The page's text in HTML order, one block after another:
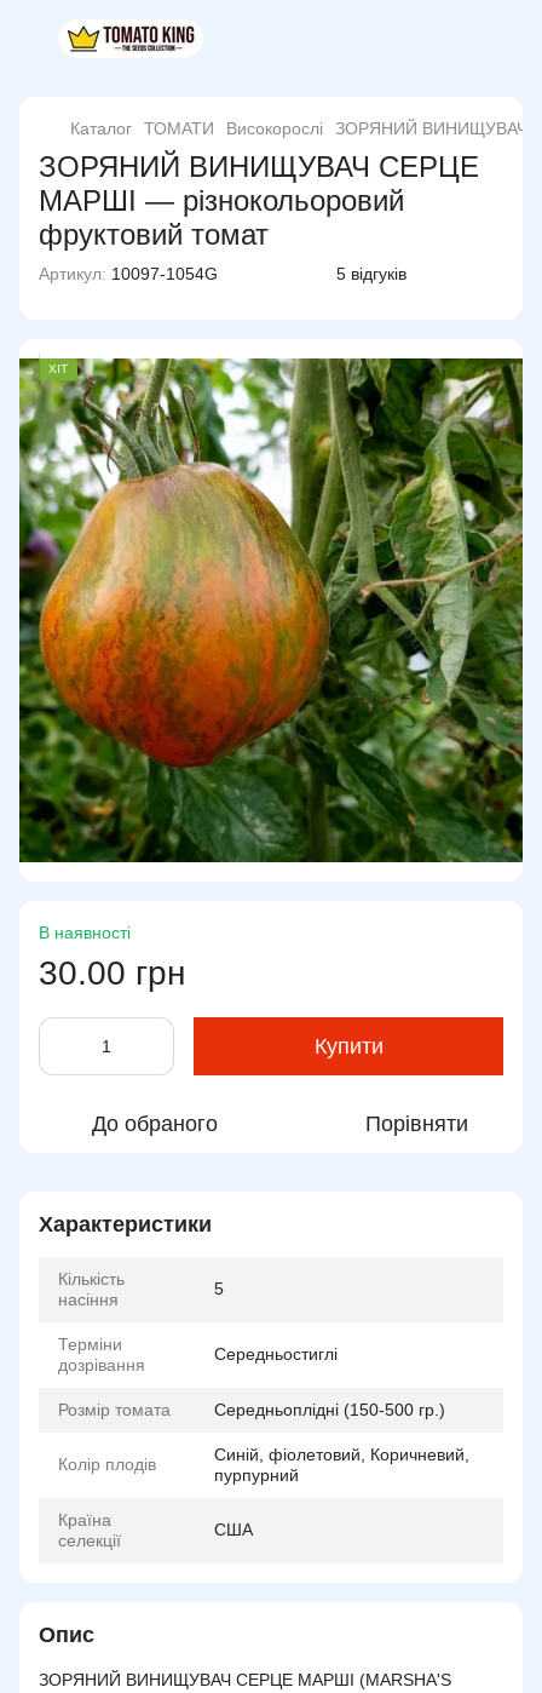
Каталог ТОМАТИ Високорослі ЗОРЯНИЙ ВИНИЩУВАЧ
ЗОРЯНИЙ ВИНИЩУВАЧ СЕРЦЕ
МАРШІ — різнокольоровий
фруктовий томат
Артикул: 10097-1054G 5 відгуків
ХІТ
В наявності
30.00 грн
Купити
До обраного Порівняти
Характеристики
Кількість
насіння
5
Терміни
дозрівання
Середньостиглі
Розмір томата Середньоплідні (150-500 гр.)
Колір плодів
Синій, фіолетовий, Коричневий,
пурпурний
Країна
селекції
США
Опис
ЗОРЯНИЙ ВИНИЩУВАЧ СЕРЦЕ МАРШІ (MARSHA'S